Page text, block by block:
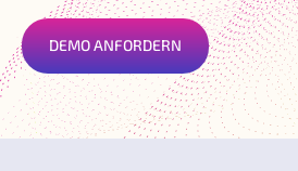
DEMO ANFORDERN